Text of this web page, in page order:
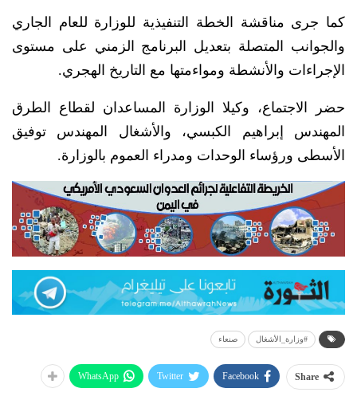
كما جرى مناقشة الخطة التنفيذية للوزارة للعام الجاري
والجوانب المتصلة بتعديل البرنامج الزمني على مستوى
الإجراءات والأنشطة ومواءمتها مع التاريخ الهجري.
حضر الاجتماع، وكيلا الوزارة المساعدان لقطاع الطرق
المهندس إبراهيم الكبسي، والأشغال المهندس توفيق
الأسطى ورؤساء الوحدات ومدراء العموم بالوزارة.
#وزارة_الأشغال صنعاء
Share
Facebook
Twitter
WhatsApp